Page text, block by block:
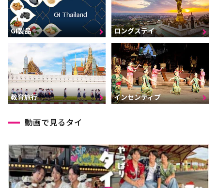
GI製品 ロングステイ
教育旅行 インセンティブ
動画で見るタイ